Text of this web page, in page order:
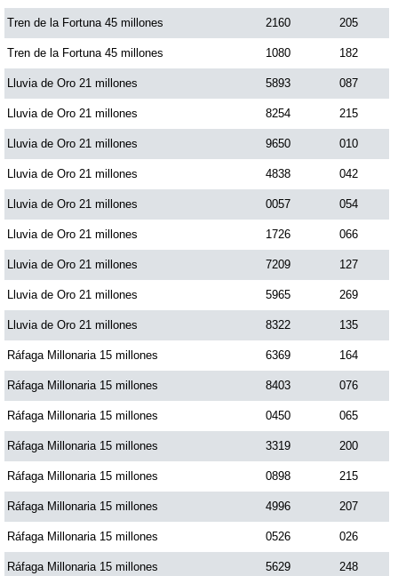
Tren de la Fortuna 45 millones 2160 205
Tren de la Fortuna 45 millones 1080 182
Lluvia de Oro 21 millones 5893 087
Lluvia de Oro 21 millones 8254 215
Lluvia de Oro 21 millones 9650 010
Lluvia de Oro 21 millones 4838 042
Lluvia de Oro 21 millones 0057 054
Lluvia de Oro 21 millones 1726 066
Lluvia de Oro 21 millones 7209 127
Lluvia de Oro 21 millones 5965 269
Lluvia de Oro 21 millones 8322 135
Ráfaga Millonaria 15 millones 6369 164
Ráfaga Millonaria 15 millones 8403 076
Ráfaga Millonaria 15 millones 0450 065
Ráfaga Millonaria 15 millones 3319 200
Ráfaga Millonaria 15 millones 0898 215
Ráfaga Millonaria 15 millones 4996 207
Ráfaga Millonaria 15 millones 0526 026
Ráfaga Millonaria 15 millones 5629 248